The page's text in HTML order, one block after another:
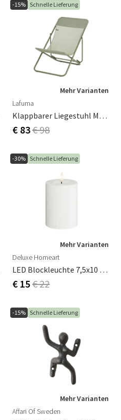
-15% Schnelle Lieferung
Mehr Varianten
Lafuma
Klappbarer Liegestuhl Moosgrün
€ 83€ 98
-30% Schnelle Lieferung
Mehr Varianten
Deluxe Homeart
LED Blockleuchte 7,5x10 Cm Weiß
€ 15€ 22
-15% Schnelle Lieferung
Mehr Varianten
Affari Of Sweden